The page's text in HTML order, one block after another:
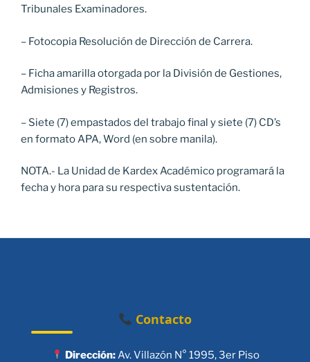
Tribunales Examinadores.
– Fotocopia Resolución de Dirección de Carrera.
– Ficha amarilla otorgada por la División de Gestiones,
Admisiones y Registros.
– Siete (7) empastados del trabajo final y siete (7) CD’s
en formato APA, Word (en sobre manila).
NOTA.- La Unidad de Kardex Académico programará la
fecha y hora para su respectiva sustentación.
Contacto
Dirección:Av. Villazón N° 1995, 3er Piso